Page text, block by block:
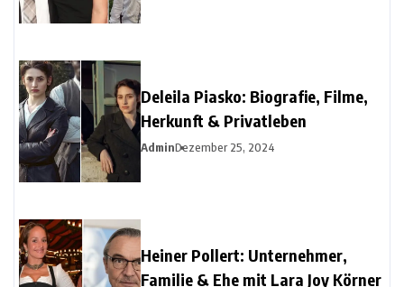
Deleila Piasko: Biografie, Filme,
Herkunft & Privatleben
AdminDezember 25, 2024
Heiner Pollert: Unternehmer,
Familie & Ehe mit Lara Joy Körner